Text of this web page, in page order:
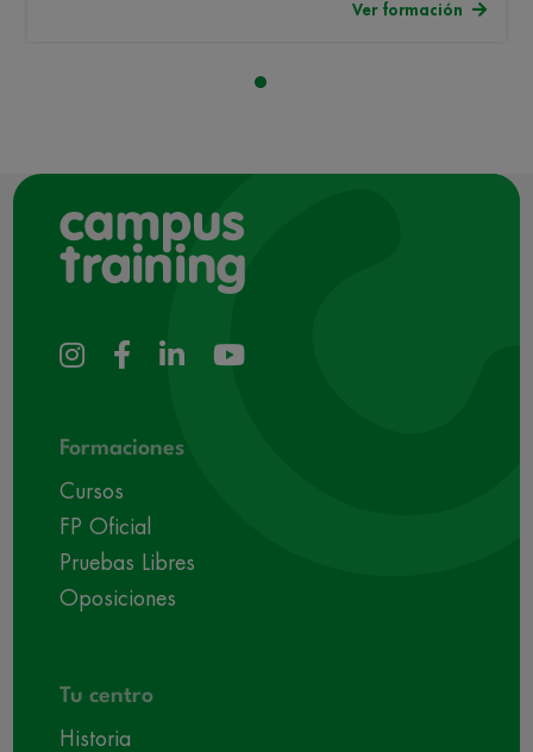
Ver formación
Formaciones
Cursos
FP Oficial
Pruebas Libres
Oposiciones
Tu centro
Historia